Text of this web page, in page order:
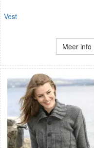
Vest
Meer info